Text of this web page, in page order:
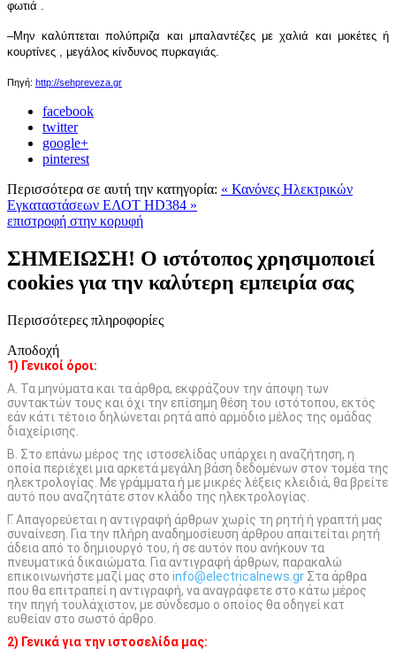
φωτιά .
–Μην καλύπτεται πολύπριζα και μπαλαντέζες με χαλιά και μοκέτες ή
κουρτίνες , μεγάλος κίνδυνος πυρκαγιάς.
Πηγή: http://sehpreveza.gr
facebook
twitter
google+
pinterest
Περισσότερα σε αυτή την κατηγορία: « Κανόνες Ηλεκτρικών
Εγκαταστάσεων ΕΛΟΤ HD384 »
επιστροφή στην κορυφή
ΣΗΜΕΙΩΣΗ! Ο ιστότοπος χρησιμοποιεί
cookies για την καλύτερη εμπειρία σας
Περισσότερες πληροφορίες
Αποδοχή
1) Γενικοί όροι:
Α. Τα μηνύματα και τα άρθρα, εκφράζουν την άποψη των
συντακτών τους και όχι την επίσημη θέση του ιστότοπου, εκτός
εάν κάτι τέτοιο δηλώνεται ρητά από αρμόδιο μέλος της ομάδας
διαχείρισης.
Β. Στο επάνω μέρος της ιστοσελίδας υπάρχει η αναζήτηση, η
οποία περιέχει μια αρκετά μεγάλη βάση δεδομένων στον τομέα της
ηλεκτρολογίας. Με γράμματα ή με μικρές λέξεις κλειδιά, θα βρείτε
αυτό που αναζητάτε στον κλάδο της ηλεκτρολογίας.
Γ. Απαγορεύεται η αντιγραφή άρθρων χωρίς τη ρητή ή γραπτή μας
συναίνεση. Για την πλήρη αναδημοσίευση άρθρου απαιτείται ρητή
άδεια από το δημιουργό του, ή σε αυτόν που ανήκουν τα
πνευματικά δικαιώματα. Για αντιγραφή άρθρων, παρακαλώ
επικοινωνήστε μαζί μας στο info@electricalnews.gr Στα άρθρα
που θα επιτραπεί η αντιγραφή, να αναγράφετε στο κάτω μέρος
την πηγή τουλάχιστον, με σύνδεσμο ο οποίος θα οδηγεί κατ
ευθείαν στο σωστό άρθρο.
2) Γενικά για την ιστοσελίδα μας: